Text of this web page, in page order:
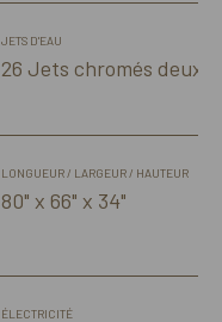
JETS D'EAU
26 Jets chromés deux
LONGUEUR / LARGEUR / HAUTEUR
80" x 66" x 34"
ÉLECTRICITÉ